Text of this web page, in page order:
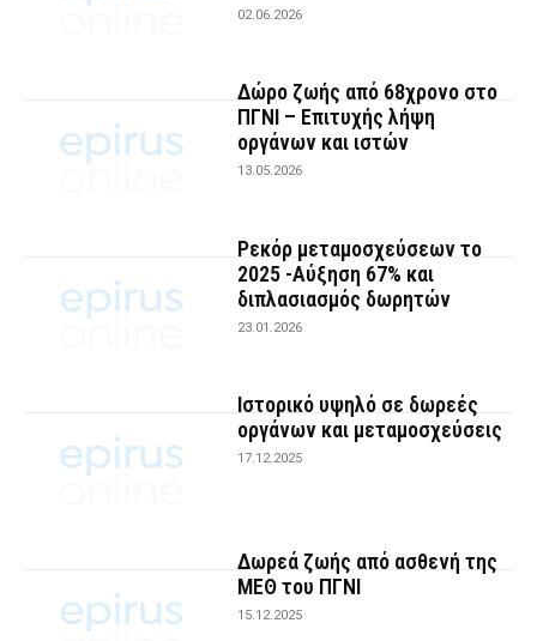
02.06.2026
Δώρο ζωής από 68χρονο στο
ΠΓΝΙ – Επιτυχής λήψη
οργάνων και ιστών
13.05.2026
Ρεκόρ μεταμοσχεύσεων το
2025 -Αύξηση 67% και
διπλασιασμός δωρητών
23.01.2026
Ιστορικό υψηλό σε δωρεές
οργάνων και μεταμοσχεύσεις
17.12.2025
Δωρεά ζωής από ασθενή της
ΜΕΘ του ΠΓΝΙ
15.12.2025